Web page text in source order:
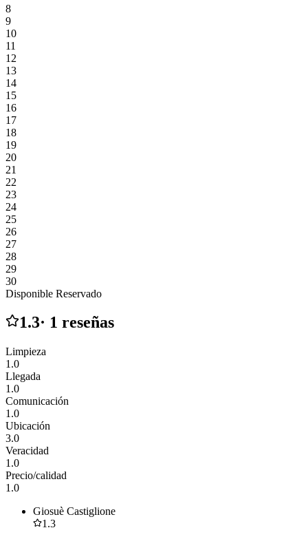
8
9
10
11
12
13
14
15
16
17
18
19
20
21
22
23
24
25
26
27
28
29
30
Disponible Reservado
1.3· 1 reseñas
Limpieza
1.0
Llegada
1.0
Comunicación
1.0
Ubicación
3.0
Veracidad
1.0
Precio/calidad
1.0
Giosuè Castiglione
1.3